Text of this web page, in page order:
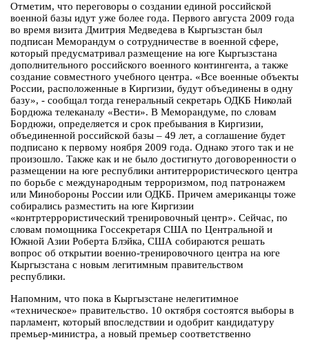
Отметим, что переговоры о создании единой российской
военной базы идут уже более года. Первого августа 2009 года
во время визита Дмитрия Медведева в Кыргызстан был
подписан Меморандум о сотрудничестве в военной сфере,
который предусматривал размещение на юге Кыргызстана
дополнительного российского военного контингента, а также
создание совместного учебного центра. «Все военные объекты
России, расположенные в Киргизии, будут объединены в одну
базу», - сообщал тогда генеральный секретарь ОДКБ Николай
Бордюжа телеканалу «Вести». В Меморандуме, по словам
Бордюжи, определяется и срок пребывания в Киргизии,
объединенной российской базы – 49 лет, а соглашение будет
подписано к первому ноября 2009 года. Однако этого так и не
произошло. Также как и не было достигнуто договоренности о
размещении на юге республики антитеррористического центра
по борьбе с международным терроризмом, под патронажем
или Минобороны России или ОДКБ. Причем американцы тоже
собирались разместить на юге Киргизии
«контртеррористический тренировочный центр». Сейчас, по
словам помощника Госсекретаря США по Центральной и
Южной Азии Роберта Блэйка, США собираются решать
вопрос об открытии военно-тренировочного центра на юге
Кыргызстана с новым легитимным правительством
республики.
Напомним, что пока в Кыргызстане нелегитимное
«техническое» правительство. 10 октября состоятся выборы в
парламент, который впоследствии и одобрит кандидатуру
премьер-министра, а новый премьер соответственно